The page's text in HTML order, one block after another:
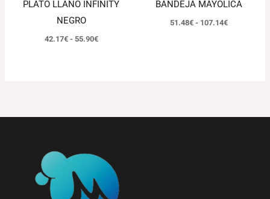
PLATO LLANO INFINITY
NEGRO
42.17€ - 55.90€
BANDEJA MAYOLICA
51.48€ - 107.14€